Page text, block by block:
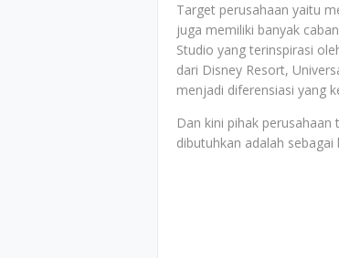
Target perusahaan yaitu
juga memiliki banyak
Studio yang terinspirasi
dari Disney Resort,
menjadi diferensiasi yang
Dan kini pihak
dibutuhkan adalah sebagai